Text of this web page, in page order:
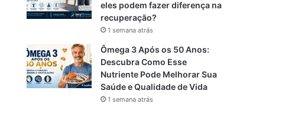
eles podem fazer diferença na
recuperação?
1 semana atrás
Ômega 3 Após os 50 Anos:
Descubra Como Esse
Nutriente Pode Melhorar Sua
Saúde e Qualidade de Vida
1 semana atrás